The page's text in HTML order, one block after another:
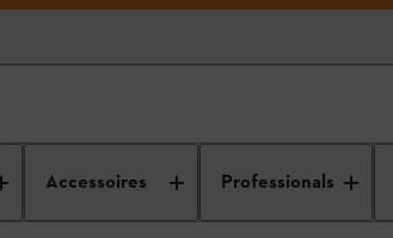
Accessoires Professionals